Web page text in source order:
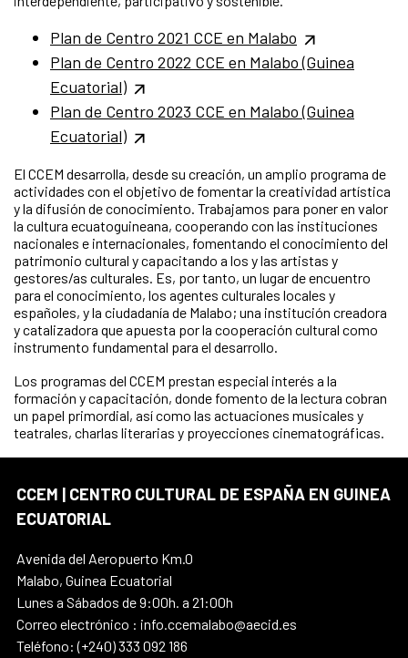
Plan de Centro 2021 CCE en Malabo
Plan de Centro 2022 CCE en Malabo (Guinea
Ecuatorial)
Plan de Centro 2023 CCE en Malabo (Guinea
Ecuatorial)
El CCEM desarrolla, desde su creación, un amplio programa de
actividades con el objetivo de fomentar la creatividad artística
y la difusión de conocimiento. Trabajamos para poner en valor
la cultura ecuatoguineana, cooperando con las instituciones
nacionales e internacionales, fomentando el conocimiento del
patrimonio cultural y capacitando a los y las artistas y
gestores/as culturales. Es, por tanto, un lugar de encuentro
para el conocimiento, los agentes culturales locales y
españoles, y la ciudadanía de Malabo; una institución creadora
y catalizadora que apuesta por la cooperación cultural como
instrumento fundamental para el desarrollo.
Los programas del CCEM prestan especial interés a la
formación y capacitación, donde fomento de la lectura cobran
un papel primordial, así como las actuaciones musicales y
teatrales, charlas literarias y proyecciones cinematográficas.
CCEM | CENTRO CULTURAL DE ESPAÑA EN GUINEA
ECUATORIAL
Avenida del Aeropuerto Km.0
Malabo, Guinea Ecuatorial
Lunes a Sábados de 9:00h. a 21:00h
Correo electrónico : info.ccemalabo@aecid.es
Teléfono: (+240) 333 092 186